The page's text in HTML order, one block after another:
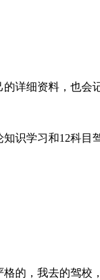
详细资料，也
识学习和12科目
的，我去的驾